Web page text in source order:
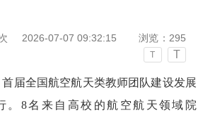
2026-07-07 09:32:15 浏览： 295
T T
首届全国航空航天类教师团队建设发展
。8名来自高校的航空航天领域院